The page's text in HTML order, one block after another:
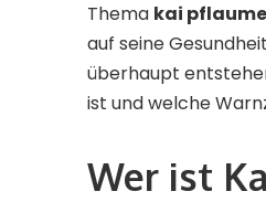
Thema kai
auf seine
überhaupt
ist und welche
Wer ist